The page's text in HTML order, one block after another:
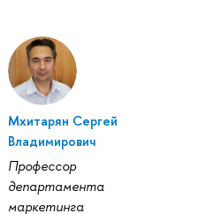
Мхитарян Сергей
Владимирович
Профессор
департамента
маркетинга